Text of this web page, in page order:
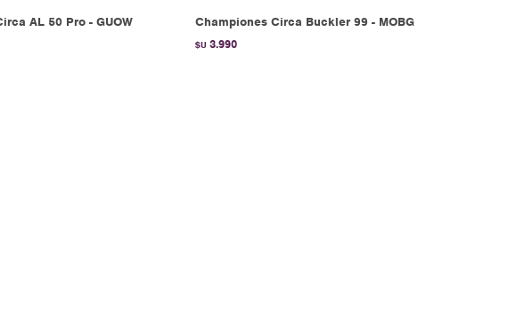
AL 50 Pro - GUOW Championes Circa Buckler 99 - MOBG
$U 3.990